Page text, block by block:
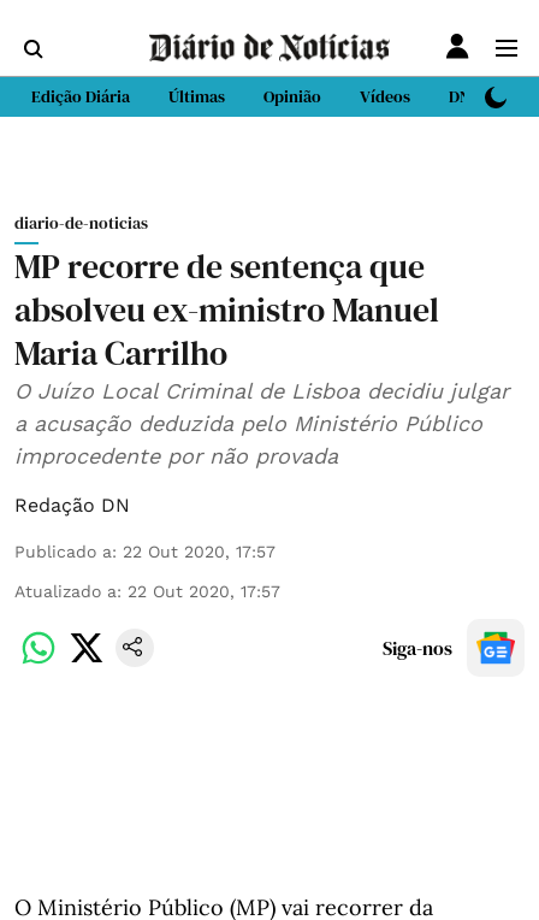
Edição Diária Últimas Opinião Vídeos DN Sport
diario-de-noticias
MP recorre de sentença que
absolveu ex-ministro Manuel
Maria Carrilho
O Juízo Local Criminal de Lisboa decidiu julgar
a acusação deduzida pelo Ministério Público
improcedente por não provada
Redação DN
Publicado a: 22 Out 2020, 17:57
Atualizado a: 22 Out 2020, 17:57
Siga-nos
O Ministério Público (MP) vai recorrer da